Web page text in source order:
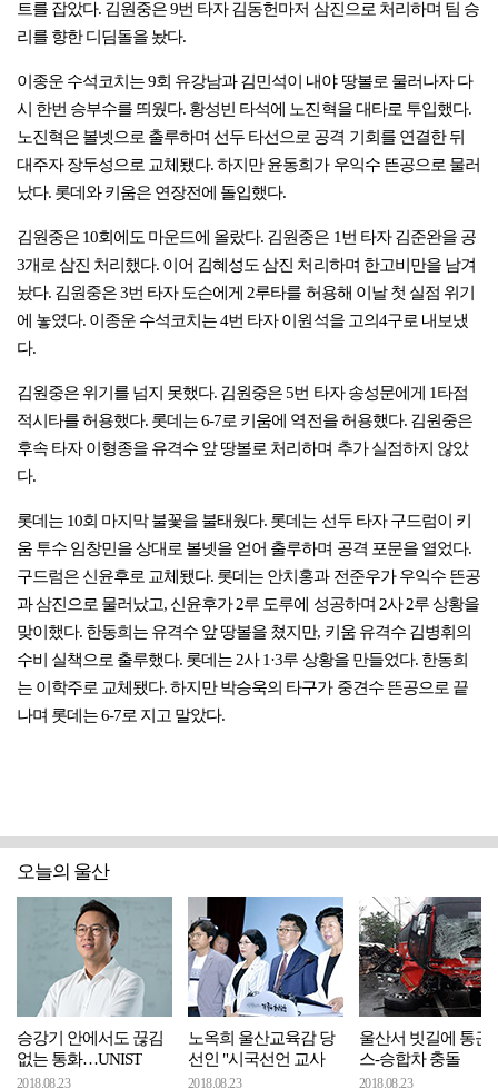
트를 잡았다. 김원중은 9번 타자 김동헌마저 삼진으로 처리하며 팀 승
리를 향한 디딤돌을 놨다.
이종운 수석코치는 9회 유강남과 김민석이 내야 땅볼로 물러나자 다
시 한번 승부수를 띄웠다. 황성빈 타석에 노진혁을 대타로 투입했다.
노진혁은 볼넷으로 출루하며 선두 타선으로 공격 기회를 연결한 뒤
대주자 장두성으로 교체됐다. 하지만 윤동희가 우익수 뜬공으로 물러
났다. 롯데와 키움은 연장전에 돌입했다.
김원중은 10회에도 마운드에 올랐다. 김원중은 1번 타자 김준완을 공
3개로 삼진 처리했다. 이어 김혜성도 삼진 처리하며 한고비만을 남겨
놨다. 김원중은 3번 타자 도슨에게 2루타를 허용해 이날 첫 실점 위기
에 놓였다. 이종운 수석코치는 4번 타자 이원석을 고의4구로 내보냈
다.
김원중은 위기를 넘지 못했다. 김원중은 5번 타자 송성문에게 1타점
적시타를 허용했다. 롯데는 6-7로 키움에 역전을 허용했다. 김원중은
후속 타자 이형종을 유격수 앞 땅볼로 처리하며 추가 실점하지 않았
다.
롯데는 10회 마지막 불꽃을 불태웠다. 롯데는 선두 타자 구드럼이 키
움 투수 임창민을 상대로 볼넷을 얻어 출루하며 공격 포문을 열었다.
구드럼은 신윤후로 교체됐다. 롯데는 안치홍과 전준우가 우익수 뜬공
과 삼진으로 물러났고, 신윤후가 2루 도루에 성공하며 2사 2루 상황을
맞이했다. 한동희는 유격수 앞 땅볼을 쳤지만, 키움 유격수 김병휘의
수비 실책으로 출루했다. 롯데는 2사 1·3루 상황을 만들었다. 한동희
는 이학주로 교체됐다. 하지만 박승욱의 타구가 중견수 뜬공으로 끝
나며 롯데는 6-7로 지고 말았다.
오늘의 울산
승강기 안에서도 끊김
없는 통화…UNIST
2018.08.23
노옥희 울산교육감 당
선인 "시국선언 교사
2018.08.23
울산서 빗길에 통근
스-승합차 충돌
2018.08.23